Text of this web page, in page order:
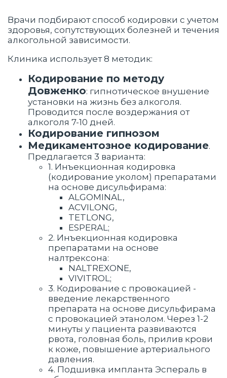
Врачи подбирают способ кодировки с учетом
здоровья, сопутствующих болезней и течения
алкогольной зависимости.
Клиника использует 8 методик:
Кодирование по методу
Довженко: гипнотическое внушение
установки на жизнь без алкоголя.
Проводится после воздержания от
алкоголя 7-10 дней.
Кодирование гипнозом
Медикаментозное кодирование.
Предлагается 3 варианта:
1. Инъекционная кодировка
(кодирование уколом) препаратами
на основе дисульфирама:
ALGOMINAL,
ACVILONG,
TETLONG,
ESPERAL;
2. Инъекционная кодировка
препаратами на основе
налтрексона:
NALTREXONE,
VIVITROL;
3. Кодирование с провокацией -
введение лекарственного
препарата на основе дисульфирама
с провокацией этанолом. Через 1-2
минуты у пациента развиваются
рвота, головная боль, прилив крови
к коже, повышение артериального
давления.
4. Подшивка импланта Эспераль в